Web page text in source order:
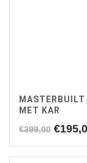
MASTERBUILT
MET KAR
€399,00
was:
€